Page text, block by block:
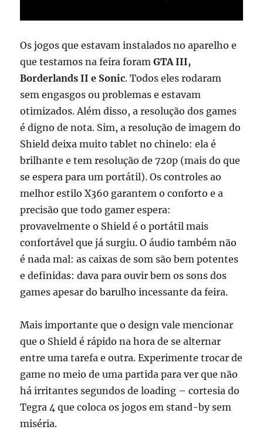
Os jogos que estavam instalados no aparelho e
que testamos na feira foramGTA III,
Borderlands II e Sonic. Todos eles rodaram
sem engasgos ou problemas e estavam
otimizados. Além disso, a resolução dos games
é digno de nota. Sim, a resolução de imagem do
Shield deixa muito tablet no chinelo: ela é
brilhante e tem resolução de 720p (mais do que
se espera para um portátil). Os controles ao
melhor estilo X360 garantem o conforto e a
precisão que todo gamer espera:
provavelmente o Shield é o portátil mais
confortável que já surgiu. O áudio também não
é nada mal: as caixas de som são bem potentes
e definidas: dava para ouvir bem os sons dos
games apesar do barulho incessante da feira.
Mais importante que o design vale mencionar
que o Shield é rápido na hora de se alternar
entre uma tarefa e outra. Experimente trocar de
game no meio de uma partida para ver que não
há irritantes segundos de loading – cortesia do
Tegra 4 que coloca os jogos em stand-by sem
miséria.